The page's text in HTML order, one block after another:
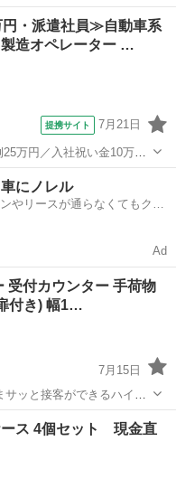
サイズ(約）：幅90㎝ 奥
クヨ
・派遣社員≫自動車系
造オペレーター …
提携サイト 7月21日
25万円／入社祝い金10万
／稼げる夜勤専属！日払い
にノレル
やリースが通らなくてもクル
Ad
受付カウンター 手荷物
付き) 幅1…
7月15日
ので、スッキリと整頓し
家具 カウンター
ース 4個セット 現金直